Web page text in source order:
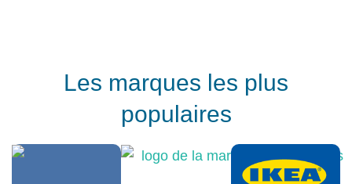
Les marques les plus
populaires